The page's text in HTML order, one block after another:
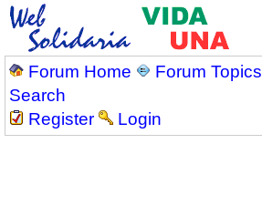
Forum Home Forum Topics
Search
Register
Login